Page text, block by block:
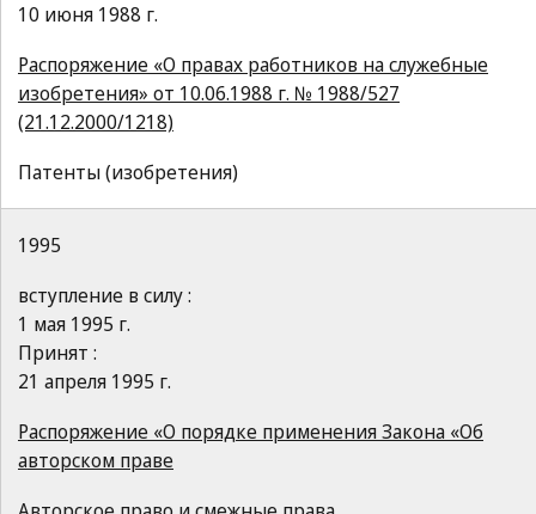
10 июня 1988 г.
Распоряжение «О правах работников на служебные
изобретения» от 10.06.1988 г. № 1988/527
(21.12.2000/1218)
Патенты (изобретения)
1995
вступление в силу :
1 мая 1995 г.
Принят :
21 апреля 1995 г.
Распоряжение «О порядке применения Закона «Об
авторском праве